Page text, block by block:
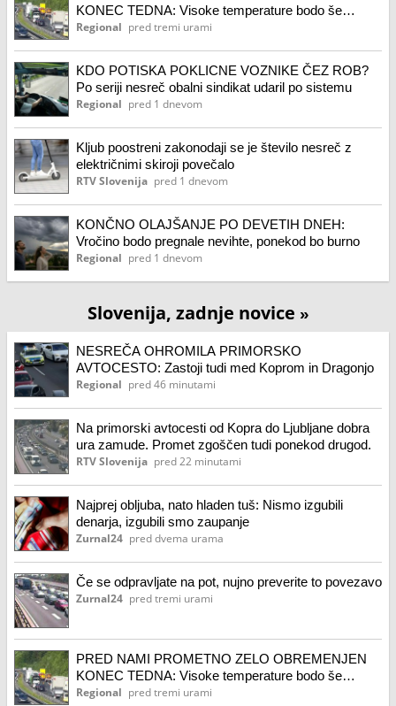
KONEC TEDNA: Visoke temperature bodo še
vztrajale
Regional pred tremi urami
KDO POTISKA POKLICNE VOZNIKE ČEZ ROB?
Po seriji nesreč obalni sindikat udaril po sistemu
Regional pred 1 dnevom
Kljub poostreni zakonodaji se je število nesreč z
električnimi skiroji povečalo
RTV Slovenija pred 1 dnevom
KONČNO OLAJŠANJE PO DEVETIH DNEH:
Vročino bodo pregnale nevihte, ponekod bo burno
Regional pred 1 dnevom
Slovenija, zadnje novice »
NESREČA OHROMILA PRIMORSKO
AVTOCESTO: Zastoji tudi med Koprom in Dragonjo
Regional pred 46 minutami
Na primorski avtocesti od Kopra do Ljubljane dobra
ura zamude. Promet zgoščen tudi ponekod drugod.
RTV Slovenija pred 22 minutami
Najprej obljuba, nato hladen tuš: Nismo izgubili
denarja, izgubili smo zaupanje
Zurnal24 pred dvema urama
Če se odpravljate na pot, nujno preverite to povezavo
Zurnal24 pred tremi urami
PRED NAMI PROMETNO ZELO OBREMENJEN
KONEC TEDNA: Visoke temperature bodo še
vztrajale
Regional pred tremi urami